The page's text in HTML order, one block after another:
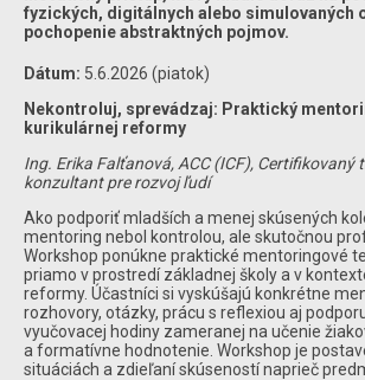
fyzických, digitálnych alebo simulovaných
pochopenie abstraktných pojmov.
Dátum: 5.6.2026 (piatok)
Nekontroluj, sprevádzaj: Praktický
kurikulárnej reformy
Ing. Erika Falťanová, ACC (ICF), Certifikovaný
konzultant pre rozvoj ľudí
Ako podporiť mladších a menej skúsených
mentoring nebol kontrolou, ale skutočnou
Workshop ponúkne praktické mentoringové
priamo v prostredí základnej školy a v
reformy. Účastníci si vyskúšajú konkrétne
rozhovory, otázky, prácu s reflexiou aj
vyučovacej hodiny zameranej na učenie
a formatívne hodnotenie. Workshop je
situáciách a zdieľaní skúseností naprieč